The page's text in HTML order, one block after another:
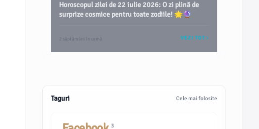
Horoscopul zilei de 22 iulie 2026: O zi plină de
surprize cosmice pentru toate zodiile! 🌟🔮
2 săptămâni în urmă VEZI TOT
Taguri Cele mai folosite
3